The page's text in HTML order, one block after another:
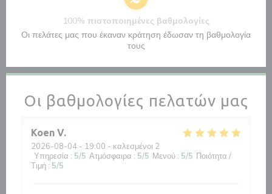
Οι βαθμολογίες πελατών μας
Koen V
2026-08-04 - 19:00 - καλεσμένοι 2
Υπηρεσία : 5/5 Ατμόσφαιρα : 5/5 Μενού : 5/5 Ποιότητα /
Τιμή : 5/5
100% πιστοποιημένες βαθμολογίες
Οι πελάτες μας που έκαναν κράτηση έδωσαν τη βαθμολογία
τους